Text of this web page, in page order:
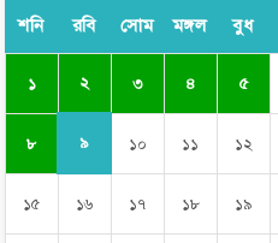
শনি রবি সোম মঙ্গল বুধ
১ ২ ৩ ৪ ৫
৮ ৯ ১০ ১১ ১২
১৫ ১৬ ১৭ ১৮ ১৯